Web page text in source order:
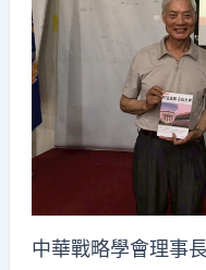
中華戰略學會理事